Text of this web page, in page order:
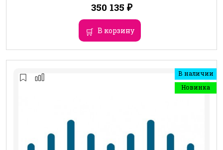
350 135 ₽
В корзину
В наличии
Новинка